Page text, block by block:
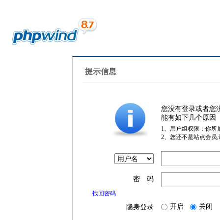
提示信息
您没有登录或者您
能有如下几个原因
1、用户组权限：你所
2、您还不是站点会员
密 码
找回密码
隐身登录 开启 关闭